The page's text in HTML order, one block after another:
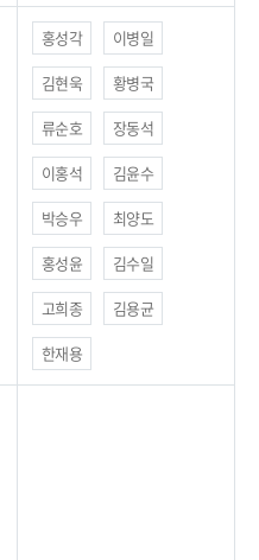
홍성각
이병일
김현욱
황병국
류순호
장동석
이홍석
김윤수
박승우
최양도
홍성윤
김수일
고희종
김용균
한재용